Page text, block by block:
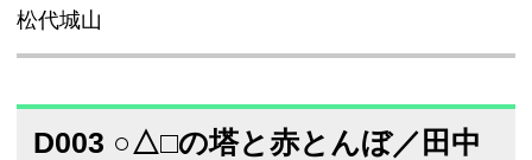
松代城山
D003 ○△□の塔と赤とんぼ／田中